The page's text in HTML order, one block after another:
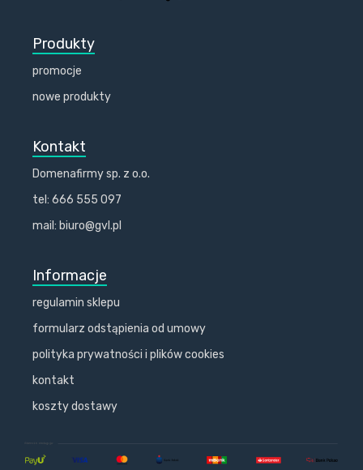
Produkty
promocje
nowe produkty
Kontakt
Domenafirmy sp. z o.o.
tel: 666 555 097
mail: biuro@gvl.pl
Informacje
regulamin sklepu
formularz odstąpienia od umowy
polityka prywatności i plików cookies
kontakt
koszty dostawy